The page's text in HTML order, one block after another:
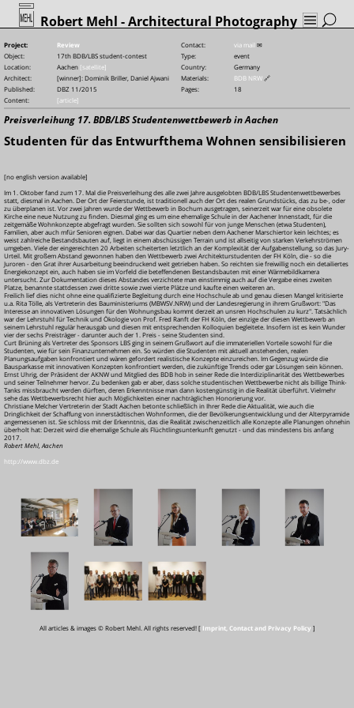
Robert Mehl - Architectural Photography
Project: Review Contact: via mail ✉
Object:
17th BDB/LBS student-contest Type:
event
Location:
Aachen [satellite] Country:
Germany
Architect:
[winner]: Dominik Briller, Daniel Ajwani Materials: BDB NRW 🔗
Published:
DBZ 11/2015 Pages:
18
Content:
[article]
Preisverleihung 17. BDB/LBS Studentenwettbewerb in Aachen
Studenten für das Entwurfthema Wohnen sensibilisieren
[no english version available]
Im 1. Oktober fand zum 17. Mal die Preisverleihung des alle zwei Jahre ausgelobten BDB/LBS Studentenwettbewerbes
statt, diesmal in Aachen. Der Ort der Feierstunde, ist traditionell auch der Ort des realen Grundstücks, das zu be-, oder
zu überplanen ist. Vor zwei Jahren wurde der Wettbewerb in Bochum ausgetragen, seinerzeit war für eine obsolete
Kirche eine neue Nutzung zu finden. Diesmal ging es um eine ehemalige Schule in der Aachener Innenstadt, für die
zeitgemäße Wohnkonzepte abgefragt wurden. Sie sollten sich sowohl für von junge Menschen (etwa Studenten),
Familien, aber auch mfür Senioren eignen. Dabei war das Quartier neben dem Aachener Marschiertor kein leichtes; es
weist zahlreiche Bestandsbauten auf, liegt in einem abschüssigen Terrain und ist allseitig von starken Verkehrströmen
umgeben. Viele der eingereichten 20 Arbeiten scheiterten letztlich an der Komplexität der Aufgabenstellung, so das Jury-
Urteil. Mit großem Abstand gewonnen haben den Wettbewerb zwei Architekturstudenten der FH Köln, die - so die
Juroren - den Grat ihrer Ausarbeitung beeindruckend weit getrieben haben. So reichten sie freiwillig noch ein detailiertes
Energiekonzept ein, auch haben sie im Vorfeld die beteffendenen Bestandsbauten mit einer Wärmebildkamera
untersucht. Zur Dokumentation dieses Abstandes verzichtete man einstimmig auch auf die Vergabe eines zweiten
Platze, benannte stattdessen zwei dritte sowie zwei vierte Plätze und kaufte einen weiteren an.
Freilich lief dies nicht ohne eine qualifizierte Begleitung durch eine Hochschule ab und genau diesen Mangel kritisierte
u.a. Rita Tölle, als Vertreterin des Bauministeriums (MBWSV.NRW) und der Landesregierung in ihrem Grußwort: "Das
Interesse an innovativen Lösungen für den Wohnungsbau kommt derzeit an unsren Hochschulen zu kurz". Tatsächlich
war der Lehrstuhl für Technik und Ökologie von Prof. Fred Ranft der FH Köln, der einzige der diesen Wettbewerb an
seinem Lehrstuhl regulär herausgab und diesen mit entsprechenden Kolloquien begleitete. Insofern ist es kein Wunder
vier der sechs Preisträger - darunter auch der 1. Preis - seine Studenten sind.
Curt Brüning als Vertreter des Sponsors LBS ging in seinem Grußwort auf die immateriellen Vorteile sowohl für die
Studenten, wie für sein Finanzunternehmen ein. So würden die Studenten mit aktuell anstehenden, realen
Planungsaufgaben konfrontiert und wären gefordert realistische Konzepte einzureichen. Im Gegenzug würde die
Bausparkasse mit innovativen Konzepten konfrontiert werden, die zukünftige Trends oder gar Lösungen sein können.
Ernst Uhrig, der Präsident der AKNW und Mitglied des BDB hob in seiner Rede die Interdiziplinarität des Wettbewerbes
und seiner Teilnehmer hervor. Zu bedenken gab er aber, dass solche studentischen Wettbewerbe nicht als billige Think-
Tanks missbraucht werden dürften, deren Erkenntnisse man dann kostengünstig in die Realität überführt. Vielmehr
sehe das Wettbewerbsrecht hier auch Möglichkeiten einer nachträglichen Honorierung vor.
Christiane Melcher Vertreterin der Stadt Aachen betonte schließlich in Ihrer Rede die Aktualität, wie auch die
Dringlichkeit der Schaffung von innerstädtischen Wohnformen, die der Bevölkerungsentwicklung und der Alterpyramide
angemessenen ist. Sie schloss mit der Erkenntnis, das die Realität zwischenzeitlich alle Konzepte alle Planungen ohnehin
überholt hat: Derzeit wird die ehemalige Schule als Flüchtlingsunterkunft genutzt - und das mindestens bis anfang
2017.
Robert Mehl, Aachen
http://www.dbz.de
All articles & images © Robert Mehl. All rights reserved! [ Imprint, Contact and Privacy Policy ]